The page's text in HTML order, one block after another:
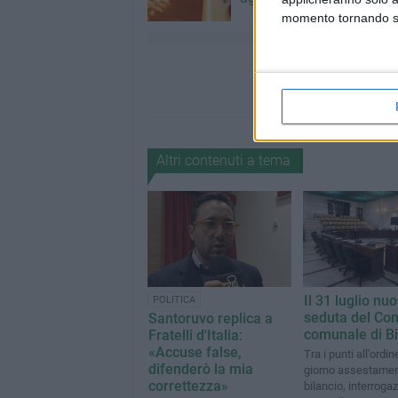
momento tornando
Altri contenuti a tema
POLITICA
Santoruvo replica a
Fratelli d'Italia:
«Accuse false,
difenderò la mia
correttezza»
Il 31 luglio
seduta del
comunale di
Tra i punti
giorno
bilancio,